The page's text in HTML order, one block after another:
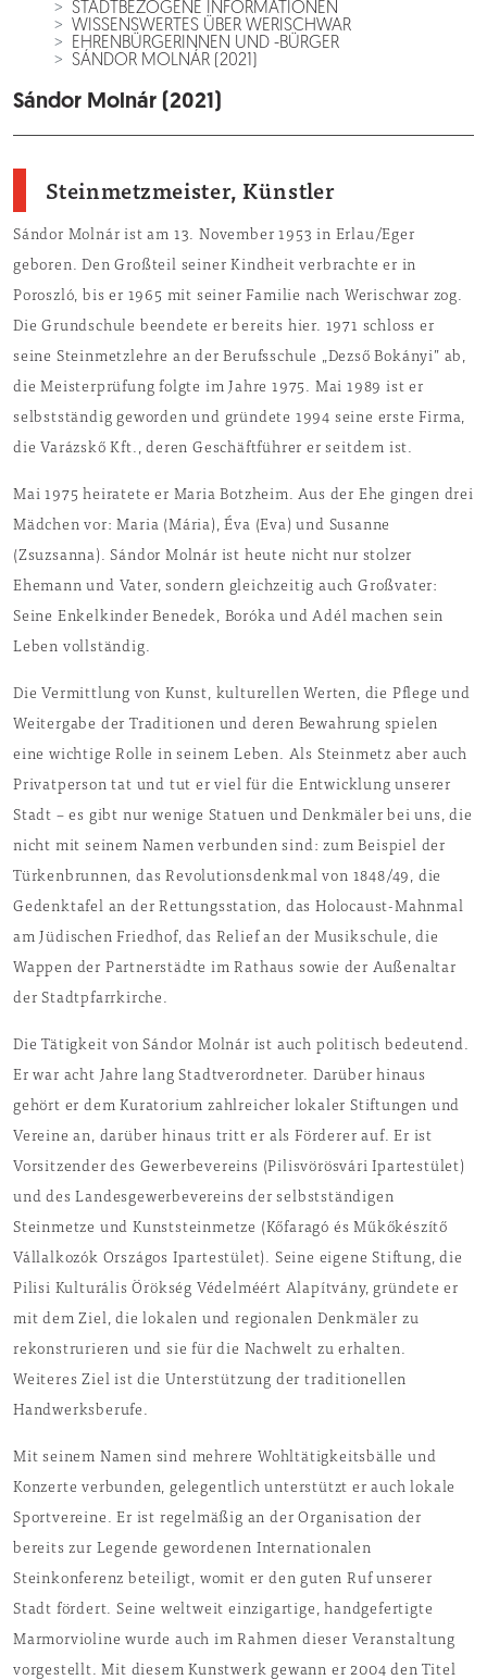
STADTBEZOGENE INFORMATIONEN
WISSENSWERTES ÜBER WERISCHWAR
EHRENBÜRGERINNEN UND -BÜRGER
SÁNDOR MOLNÁR (2021)
Sándor Molnár (2021)
Steinmetzmeister, Künstler
Sándor Molnár ist am 13. November 1953 in Erlau/Eger
geboren. Den Großteil seiner Kindheit verbrachte er in
Poroszló, bis er 1965 mit seiner Familie nach Werischwar zog.
Die Grundschule beendete er bereits hier. 1971 schloss er
seine Steinmetzlehre an der Berufsschule „Dezső Bokányi” ab,
die Meisterprüfung folgte im Jahre 1975. Mai 1989 ist er
selbstständig geworden und gründete 1994 seine erste Firma,
die Varázskő Kft., deren Geschäftführer er seitdem ist.
Mai 1975 heiratete er Maria Botzheim. Aus der Ehe gingen drei
Mädchen vor: Maria (Mária), Éva (Eva) und Susanne
(Zsuzsanna). Sándor Molnár ist heute nicht nur stolzer
Ehemann und Vater, sondern gleichzeitig auch Großvater:
Seine Enkelkinder Benedek, Boróka und Adél machen sein
Leben vollständig.
Die Vermittlung von Kunst, kulturellen Werten, die Pflege und
Weitergabe der Traditionen und deren Bewahrung spielen
eine wichtige Rolle in seinem Leben. Als Steinmetz aber auch
Privatperson tat und tut er viel für die Entwicklung unserer
Stadt – es gibt nur wenige Statuen und Denkmäler bei uns, die
nicht mit seinem Namen verbunden sind: zum Beispiel der
Türkenbrunnen, das Revolutionsdenkmal von 1848/49, die
Gedenktafel an der Rettungsstation, das Holocaust-Mahnmal
am Jüdischen Friedhof, das Relief an der Musikschule, die
Wappen der Partnerstädte im Rathaus sowie der Außenaltar
der Stadtpfarrkirche.
Die Tätigkeit von Sándor Molnár ist auch politisch bedeutend.
Er war acht Jahre lang Stadtverordneter. Darüber hinaus
gehört er dem Kuratorium zahlreicher lokaler Stiftungen und
Vereine an, darüber hinaus tritt er als Förderer auf. Er ist
Vorsitzender des Gewerbevereins (Pilisvörösvári Ipartestület)
und des Landesgewerbevereins der selbstständigen
Steinmetze und Kunststeinmetze (Kőfaragó és Műkőkészítő
Vállalkozók Országos Ipartestület). Seine eigene Stiftung, die
Pilisi Kulturális Örökség Védelméért Alapítvány, gründete er
mit dem Ziel, die lokalen und regionalen Denkmäler zu
rekonstrurieren und sie für die Nachwelt zu erhalten.
Weiteres Ziel ist die Unterstützung der traditionellen
Handwerksberufe.
Mit seinem Namen sind mehrere Wohltätigkeitsbälle und
Konzerte verbunden, gelegentlich unterstützt er auch lokale
Sportvereine. Er ist regelmäßig an der Organisation der
bereits zur Legende gewordenen Internationalen
Steinkonferenz beteiligt, womit er den guten Ruf unserer
Stadt fördert. Seine weltweit einzigartige, handgefertigte
Marmorvioline wurde auch im Rahmen dieser Veranstaltung
vorgestellt. Mit diesem Kunstwerk gewann er 2004 den Titel